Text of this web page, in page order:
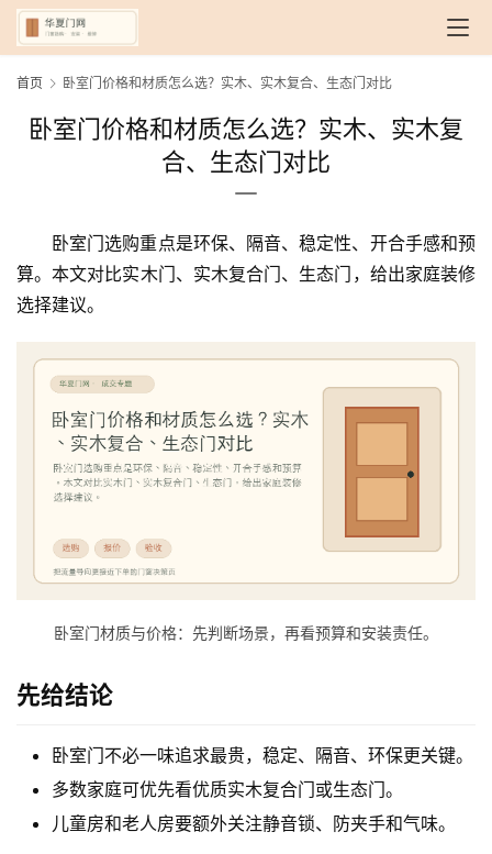
首
入
户
首页 卧室门价格和材质怎么选？实木、实木复合、生态门对比
卧室门价格和材质怎么选？实木、实木复
合、生态门对比
卧室门选购重点是环保、隔音、稳定性、开合手感和预
算。本文对比实木门、实木复合门、生态门，给出家庭装修
选择建议。
卧室门材质与价格：先判断场景，再看预算和安装责任。
先给结论
卧室门不必一味追求最贵，稳定、隔音、环保更关键。
多数家庭可优先看优质实木复合门或生态门。
儿童房和老人房要额外关注静音锁、防夹手和气味。